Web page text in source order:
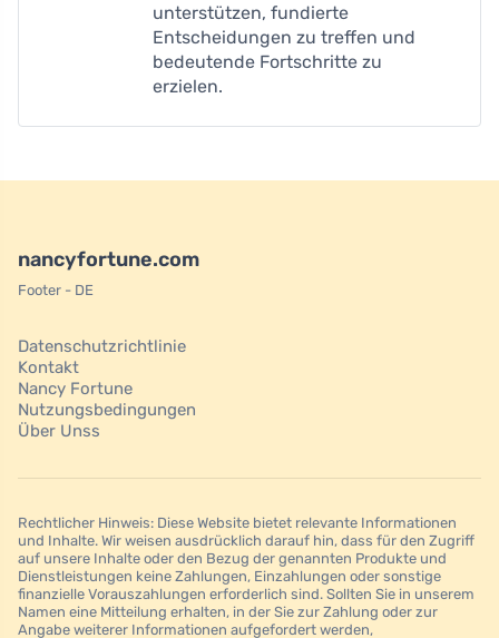
unterstützen, fundierte
Entscheidungen zu treffen und
bedeutende Fortschritte zu
erzielen.
nancyfortune.com
Footer - DE
Datenschutzrichtlinie
Kontakt
Nancy Fortune
Nutzungsbedingungen
Über Unss
Rechtlicher Hinweis: Diese Website bietet relevante Informationen
und Inhalte. Wir weisen ausdrücklich darauf hin, dass für den Zugriff
auf unsere Inhalte oder den Bezug der genannten Produkte und
Dienstleistungen keine Zahlungen, Einzahlungen oder sonstige
finanzielle Vorauszahlungen erforderlich sind. Sollten Sie in unserem
Namen eine Mitteilung erhalten, in der Sie zur Zahlung oder zur
Angabe weiterer Informationen aufgefordert werden,